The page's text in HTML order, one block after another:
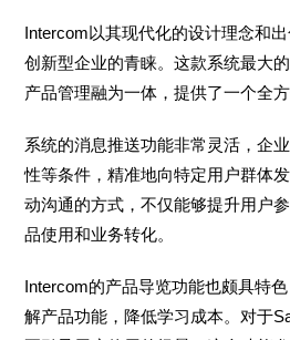
Intercom以其现代化的设计理念和
创新型企业的青睐。这款系统最大
产品管理融为一体，提供了一个全
系统的消息推送功能非常灵活，企
性等条件，精准地向特定用户群体
动沟通的方式，不仅能够提升用户
品使用和业务转化。
Intercom的产品导览功能也颇具特
解产品功能，降低学习成本。对于